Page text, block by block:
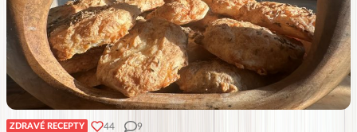
ZDRAVÉ RECEPTY 44 9